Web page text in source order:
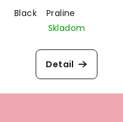
Black
Praline
Skladom
Detail